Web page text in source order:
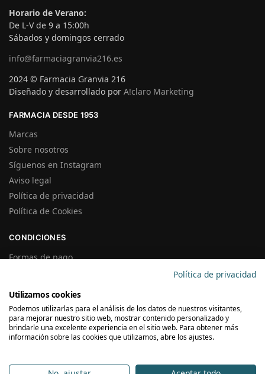
Horario de Verano:
De L-V de 9 a 15:00h
Sábados y domingos cerrado
info@farmaciagranvia216.es
2024 © Farmacia Granvia 216
Diseñado y desarrollado por A!claro Marketing
FARMACIA DESDE 1953
Marcas
Sobre nosotros
Síguenos en Instagram
Aviso legal
Política de privacidad
Política de Cookies
CONDICIONES
Formas de pago
Precios y Disponibilidad
Garantías y Devoluciones
Política de privacidad
Utilizamos cookies
Podemos utilizarlas para el análisis de los datos de nuestros visitantes,
para mejorar nuestro sitio web, mostrar contenido personalizado y
brindarle una excelente experiencia en el sitio web. Para obtener más
información sobre las cookies que utilizamos, abre los ajustes.